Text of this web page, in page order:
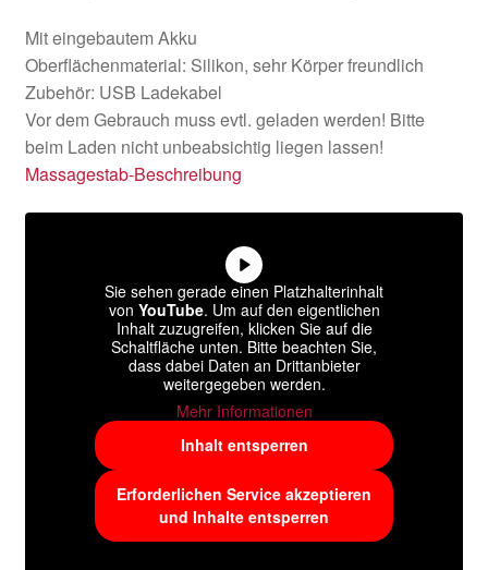
Mit eingebautem Akku
Oberflächenmaterial: Silikon, sehr Körper freundlich
Zubehör: USB Ladekabel
Vor dem Gebrauch muss evtl. geladen werden! Bitte
beim Laden nicht unbeabsichtig liegen lassen!
Massagestab-Beschreibung
Sie sehen gerade einen Platzhalterinhalt
von YouTube. Um auf den eigentlichen
Inhalt zuzugreifen, klicken Sie auf die
Schaltfläche unten. Bitte beachten Sie,
dass dabei Daten an Drittanbieter
weitergegeben werden.
Mehr Informationen
Inhalt entsperren
Erforderlichen Service akzeptieren
und Inhalte entsperren